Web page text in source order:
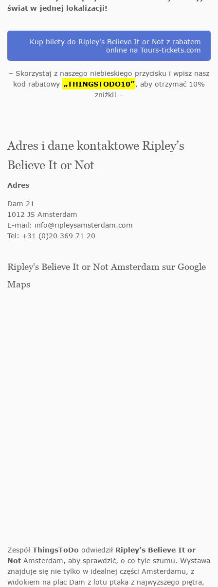
świat w jednej lokalizacji!
Kup bilety do Ripley's Believe It or Not z rabatem
online na Tours-tickets.com
– Skorzystaj z naszego niebieskiego przycisku i wpisz nasz
kod rabatowy „THINGSTODO10” , aby otrzymać 10%
zniżki! –
Adres i dane kontaktowe Ripley’s
Believe It or Not
Adres
Dam 21
1012 JS Amsterdam
E-mail: info@ripleysamsterdam.com
Tel: +31 (0)20 369 71 20
Ripley's Believe It or Not Amsterdam sur Google
Maps
Zespół ThingsToDo odwiedził Ripley’s Believe It or
Not Amsterdam, aby sprawdzić, o co tyle szumu. Wystawa
znajduje się nie tylko w idealnej części Amsterdamu, z
widokiem na plac Dam z lotu ptaka z najwyższego piętra,